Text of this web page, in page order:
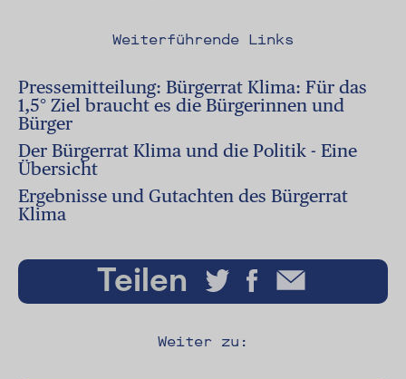
Weiterführende Links
Pressemitteilung: Bürgerrat Klima: Für das
1,5° Ziel braucht es die Bürgerinnen und
Bürger
Der Bürgerrat Klima und die Politik - Eine
Übersicht
Ergebnisse und Gutachten des Bürgerrat
Klima
Teilen
Weiter zu: